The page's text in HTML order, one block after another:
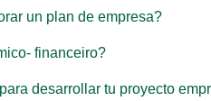
un plan de empresa?
financeiro?
desarrollar tu proyecto